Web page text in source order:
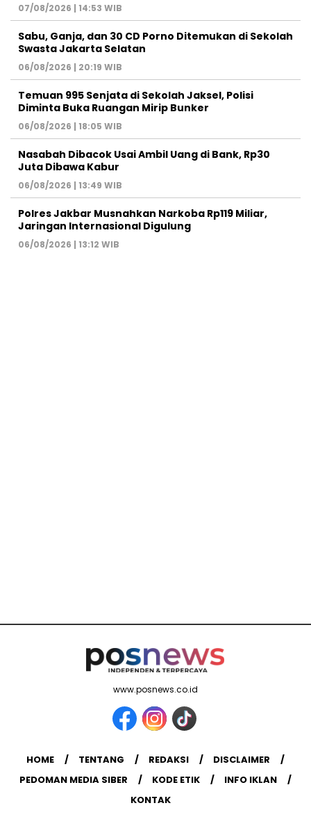
07/08/2026 | 14:53 WIB
Sabu, Ganja, dan 30 CD Porno Ditemukan di Sekolah
Swasta Jakarta Selatan
06/08/2026 | 20:19 WIB
Temuan 995 Senjata di Sekolah Jaksel, Polisi
Diminta Buka Ruangan Mirip Bunker
06/08/2026 | 18:05 WIB
Nasabah Dibacok Usai Ambil Uang di Bank, Rp30
Juta Dibawa Kabur
06/08/2026 | 13:49 WIB
Polres Jakbar Musnahkan Narkoba Rp119 Miliar,
Jaringan Internasional Digulung
06/08/2026 | 13:12 WIB
www.posnews.co.id
HOME TENTANG REDAKSI
DISCLAIMER
PEDOMAN MEDIA SIBER
KODE ETIK
INFO IKLAN
KONTAK